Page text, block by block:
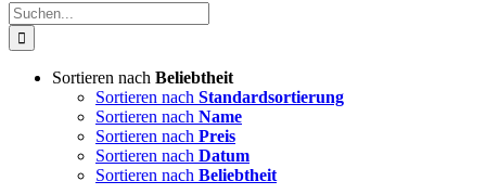
Suche
nach:
Sortieren nach Beliebtheit
Sortieren nach Standardsortierung
Sortieren nach Name
Sortieren nach Preis
Sortieren nach Datum
Sortieren nach Beliebtheit